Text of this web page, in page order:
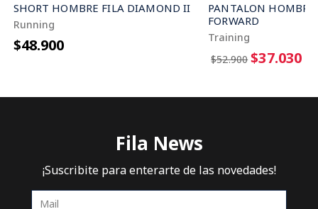
SHORT HOMBRE FILA DIAMOND II
Running
$48.900
PANTALON HOMBRE
FORWARD
Training
$52.900 $37.030
Fila News
¡Suscribite para enterarte de las novedades!